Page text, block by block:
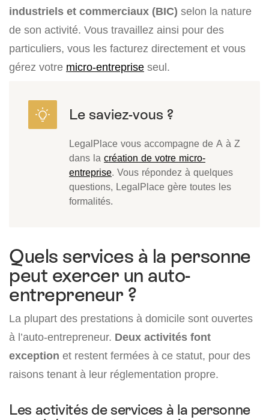
industriels et commerciaux (BIC) selon la nature
de son activité. Vous travaillez ainsi pour des
particuliers, vous les facturez directement et vous
gérez votre micro-entreprise seul.
LegalPlace vous accompagne de A à Z
dans la création de votre micro-
entreprise. Vous répondez à quelques
questions, LegalPlace gère toutes les
formalités.
Quels services à la personne
peut exercer un auto-
entrepreneur ?
La plupart des prestations à domicile sont ouvertes
à l’auto-entrepreneur. Deux activités font
exception et restent fermées à ce statut, pour des
raisons tenant à leur réglementation propre.
Les activités de services à la personne